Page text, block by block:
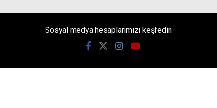
Sosyal medya hesaplarımızı keşfedin